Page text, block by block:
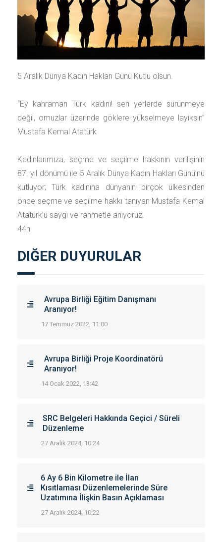
5 Aralık Dünya Kadın Hakları Günü Kutlu olsun.
“Ey kahraman Türk kadını! sen yerlerde sürünmeye
değil, omuzlar üzerinde göklere yükselmeye layıksın”
Mustafa Kemal Atatürk
Kadınlarımıza, seçme ve seçilme hakkının verilişinin
87. yıl dönümü ile 5 Aralık Dünya Kadın Hakları Günü’nü
kutluyor; Türk kadınına dünyanın birçok ülkesinden
önce seçme ve seçilme hakkı tanıyan Mustafa Kemal
Atatürk’ü saygı ve rahmetle anıyoruz.
44h
DIĞER DUYURULAR
Avrupa Birliği Eğitim Danışmanı
Aranıyor!
17 Temmuz 2022, 11:00
Avrupa Birliği Proje Koordinatörü
Aranıyor!
14 Ocak 2022, 13:42
SRC Belgeleri Hakkında Geçici / Süreli
Düzenleme
27 Aralık 2024, 10:24
6 Ay 6 Bin Kilometre ile İlan
Kısıtlaması Düzenlemelerinde Süre
Uzatımına İlişkin Basın Açıklaması
27 Aralık 2024, 10:22